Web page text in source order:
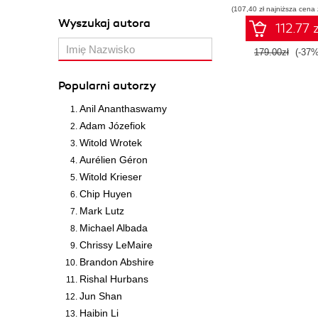
Wyszukaj autora
Popularni autorzy
Anil Ananthaswamy
Adam Józefiok
Witold Wrotek
Aurélien Géron
Witold Krieser
Chip Huyen
Mark Lutz
Michael Albada
Chrissy LeMaire
Brandon Abshire
Rishal Hurbans
Jun Shan
Haibin Li
(107,40 zł najniższa cena
112.77
179.00zł (-